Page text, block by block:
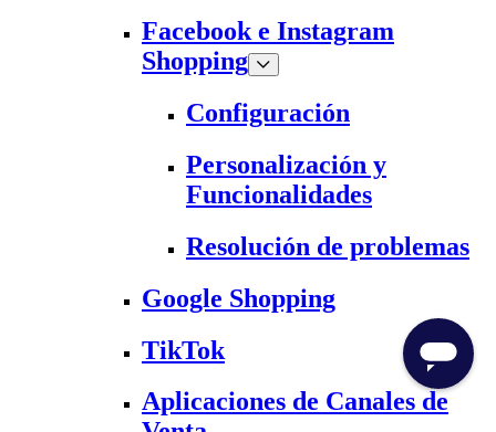
Facebook e Instagram
Shopping
Configuración
Personalización y
Funcionalidades
Resolución de problemas
Google Shopping
TikTok
Aplicaciones de Canales de